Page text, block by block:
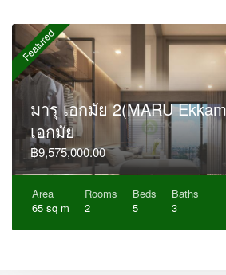
Featured
มารุ เอกมัย 2(MARU
เอกมัย
฿9,575,000.00
Area
65 sq m
Rooms
2
Beds
5
Baths
3